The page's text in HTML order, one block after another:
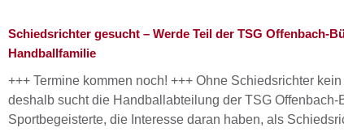
Schiedsrichter gesucht – Werde Teil der TSG Offenbach-
Handballfamilie
+++ Termine kommen noch! +++ Ohne Schiedsrichter
deshalb sucht die Handballabteilung der TSG Offenbach-
Sportbegeisterte, die Interesse daran haben, als